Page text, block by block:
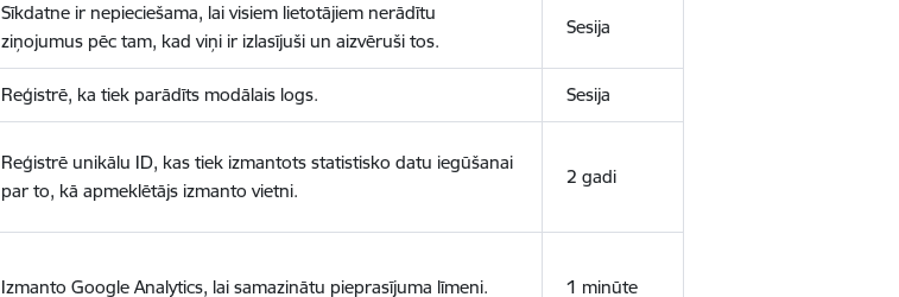
Sīkdatne ir nepieciešama, lai visiem lietotājiem nerādītu
ziņojumus pēc tam, kad viņi ir izlasījuši un aizvēruši tos.
Sesija
Reģistrē, ka tiek parādīts modālais logs. Sesija
Reģistrē unikālu ID, kas tiek izmantots statistisko datu iegūšanai
par to, kā apmeklētājs izmanto vietni.
2 gadi
Izmanto Google Analytics, lai samazinātu pieprasījuma līmeni. 1 minūte